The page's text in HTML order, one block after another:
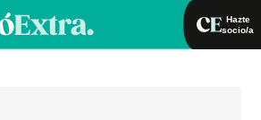
Hazte
socio/a